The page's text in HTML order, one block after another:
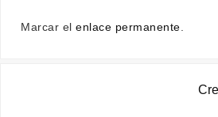
Marcar elenlace permanente.